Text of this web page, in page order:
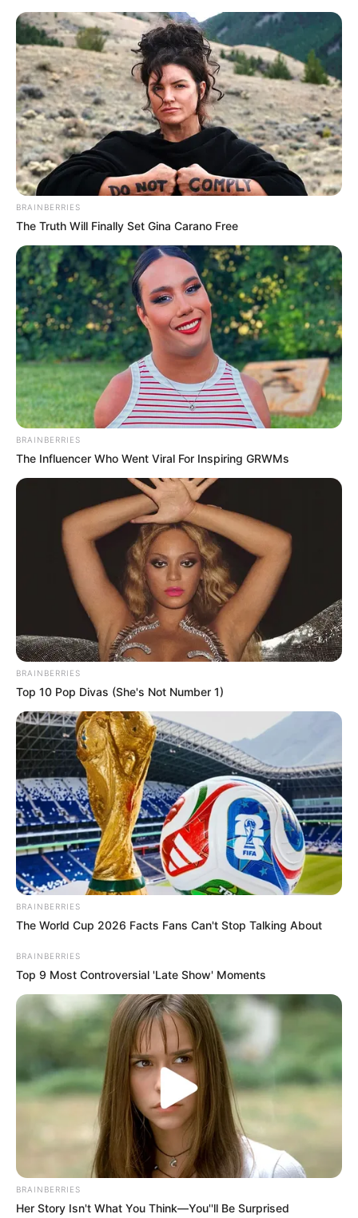
BRAINBERRIES
The Truth Will Finally Set Gina Carano Free
BRAINBERRIES
The Influencer Who Went Viral For Inspiring GRWMs
BRAINBERRIES
Top 10 Pop Divas (She's Not Number 1)
BRAINBERRIES
The World Cup 2026 Facts Fans Can't Stop Talking About
BRAINBERRIES
Top 9 Most Controversial 'Late Show' Moments
BRAINBERRIES
Her Story Isn't What You Think—You''ll Be Surprised